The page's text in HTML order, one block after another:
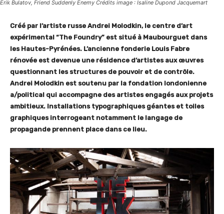
Erik Bulatov, Friend Suddenly Enemy Crédits image : Isaline Dupond Jacquemart
Créé par l’artiste russe Andrei Molodkin, le centre d’art
expérimental “The Foundry” est situé à Maubourguet dans
les Hautes-Pyrénées. L’ancienne fonderie Louis Fabre
rénovée est devenue une résidence d’artistes aux œuvres
questionnant les structures de pouvoir et de contrôle.
Andrei Molodkin est soutenu par la fondation londonienne
a/political qui accompagne des artistes engagés aux projets
ambitieux. Installations typographiques géantes et toiles
graphiques interrogeant notamment le langage de
propagande prennent place dans ce lieu.